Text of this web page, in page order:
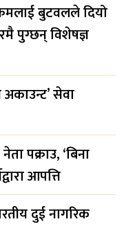
बुटवलले दियो
पुग्छन् विशेषज्ञ
सेवा
पक्राउ, ‘बिना
आपत्ति
दुई नागरिक